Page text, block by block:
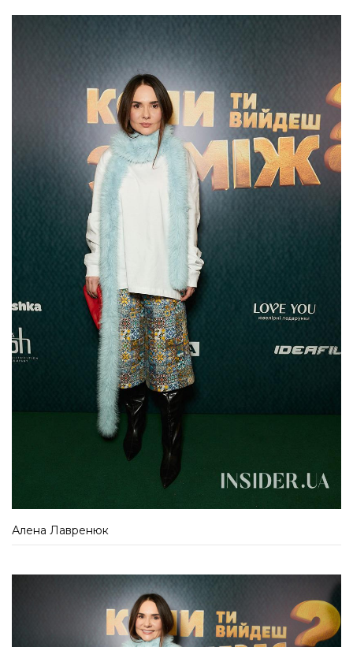
Алена Лавренюк